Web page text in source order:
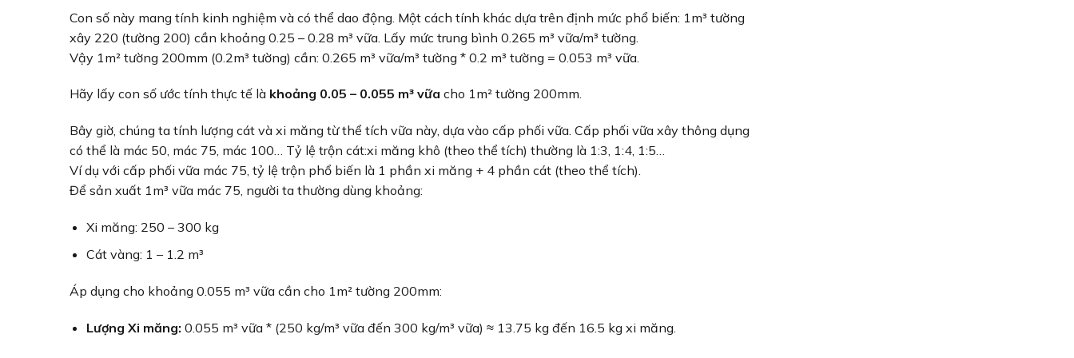
Con số này mang tính kinh nghiệm và có thể dao động. Một cách tính khác dựa trên định mức phổ biến: 1m³ tường
xây 220 (tường 200) cần khoảng 0.25 – 0.28 m³ vữa. Lấy mức trung bình 0.265 m³ vữa/m³ tường.
Vậy 1m² tường 200mm (0.2m³ tường) cần: 0.265 m³ vữa/m³ tường * 0.2 m³ tường = 0.053 m³ vữa.
Hãy lấy con số ước tính thực tế là khoảng 0.05 – 0.055 m³ vữa cho 1m² tường 200mm.
Bây giờ, chúng ta tính lượng cát và xi măng từ thể tích vữa này, dựa vào cấp phối vữa. Cấp phối vữa xây thông dụng
có thể là mác 50, mác 75, mác 100… Tỷ lệ trộn cát:xi măng khô (theo thể tích) thường là 1:3, 1:4, 1:5…
Ví dụ với cấp phối vữa mác 75, tỷ lệ trộn phổ biến là 1 phần xi măng + 4 phần cát (theo thể tích).
Để sản xuất 1m³ vữa mác 75, người ta thường dùng khoảng:
Xi măng: 250 – 300 kg
Cát vàng: 1 – 1.2 m³
Áp dụng cho khoảng 0.055 m³ vữa cần cho 1m² tường 200mm:
Lượng Xi măng: 0.055 m³ vữa * (250 kg/m³ vữa đến 300 kg/m³ vữa) ≈ 13.75 kg đến 16.5 kg xi măng.